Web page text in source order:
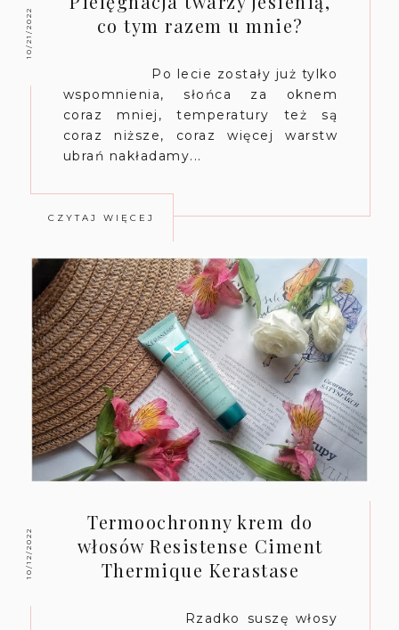
10/21/2022
co tym razem u mnie?
Po lecie zostały już tylko
wspomnienia, słońca za oknem
coraz mniej, temperatury też są
coraz niższe, coraz więcej warstw
ubrań nakładamy...
CZYTAJ WIĘCEJ
10/12/2022
Termoochronny krem do
włosów Resistense Ciment
Thermique Kerastase
Rzadko suszę włosy